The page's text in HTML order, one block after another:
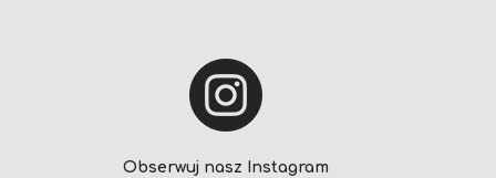
Obserwuj nasz Instagram